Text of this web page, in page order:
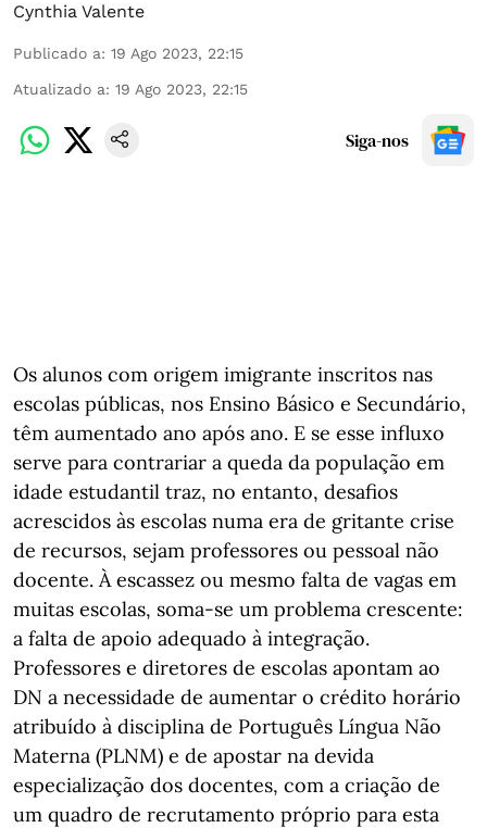
Cynthia Valente
Publicado a: 19 Ago 2023, 22:15
Atualizado a: 19 Ago 2023, 22:15
Siga-nos
Os alunos com origem imigrante inscritos nas
escolas públicas, nos Ensino Básico e Secundário,
têm aumentado ano após ano. E se esse influxo
serve para contrariar a queda da população em
idade estudantil traz, no entanto, desafios
acrescidos às escolas numa era de gritante crise
de recursos, sejam professores ou pessoal não
docente. À escassez ou mesmo falta de vagas em
muitas escolas, soma-se um problema crescente:
a falta de apoio adequado à integração.
Professores e diretores de escolas apontam ao
DN a necessidade de aumentar o crédito horário
atribuído à disciplina de Português Língua Não
Materna (PLNM) e de apostar na devida
especialização dos docentes, com a criação de
um quadro de recrutamento próprio para esta